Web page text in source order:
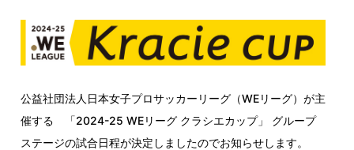
公益社団法人日本女子プロサッカーリーグ（WEリーグ）が主
催する 「2024-25 WEリーグ クラシエカップ」 グループ
ステージの試合日程が決定しましたのでお知らせします。